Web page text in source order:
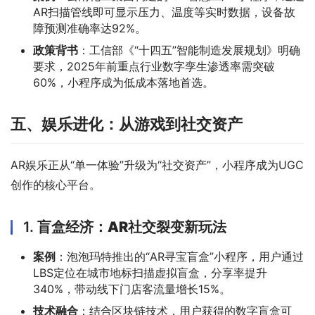
AR扫描管线即可显示压力、温度等实时数据，设备故
障预测准确率达92%。
政策背书 ：工信部《“十四五”智能制造发展规划》明确
要求，2025年前重点行业数字孪生渗透率需突破
60%，小程序成为低成本落地首选。
五、娱乐进化：从游戏到社交资产
AR娱乐正从“单一体验”升级为“社交资产”，小程序成为UGC
创作的核心平台。
1. 盲盒经济：AR社交裂变新玩法
案例 ：泡泡玛特推出的“AR寻宝盲盒”小程序，用户通过
LBS定位在城市地标扫描虚拟盲盒，分享率提升
340%，带动线下门店客流量增长15%。
技术融合 ：结合区块链技术，用户获得的数字盲盒可